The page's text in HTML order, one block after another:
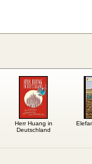
Herr Huang in
Deutschland